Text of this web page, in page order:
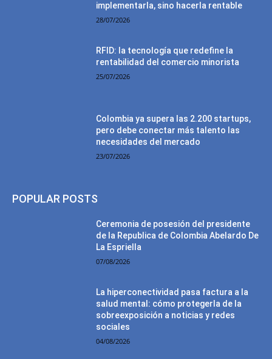
implementarla, sino hacerla rentable
28/07/2026
RFID: la tecnología que redefine la
rentabilidad del comercio minorista
25/07/2026
Colombia ya supera las 2.200 startups,
pero debe conectar más talento las
necesidades del mercado
23/07/2026
POPULAR POSTS
Ceremonia de posesión del presidente
de la Republica de Colombia Abelardo De
La Espriella
07/08/2026
La hiperconectividad pasa factura a la
salud mental: cómo protegerla de la
sobreexposición a noticias y redes
sociales
04/08/2026